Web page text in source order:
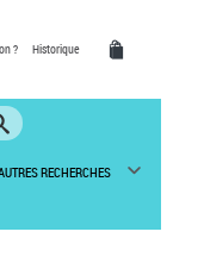
? Historique
RECHERCHES